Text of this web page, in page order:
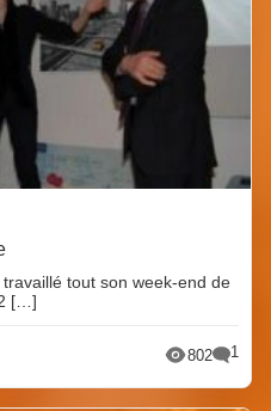
tout son week-end de
[…]
802 1